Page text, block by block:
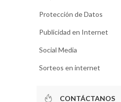
Protección de Datos
Publicidad en Internet
Social Media
Sorteos en internet
CONTÁCTANOS